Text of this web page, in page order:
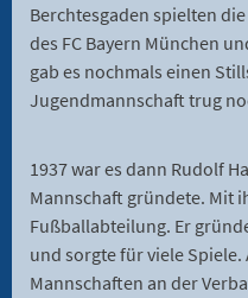
Berchtesgaden spielten
des FC Bayern München
gab es nochmals einen
Jugendmannschaft trug
1937 war es dann Rudolf
Mannschaft gründete. Mit
Fußballabteilung. Er
und sorgte für viele Spiele.
Mannschaften an der